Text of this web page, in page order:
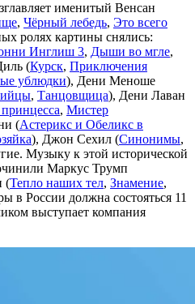
именитый Венсан
, Чёрный лебедь, Это всего
ролях картины снялись:
Инглиш 3, Дыши во мгле,
(Курск, Приключения
ублюдки), Дени Меноше
, Танцовщица), Дени Лаван
, Мистер
(Астерикс и Обеликс в
), Джон Сехил (Синонимы,
Музыку к этой исторической
Маркус Трумп
(Тепло наших тел, Знамение,
в России должна состояться 11
выступает компания